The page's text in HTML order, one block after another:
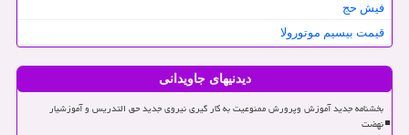
فیش حج
قیمت بیسیم موتورولا
دیدنیهای جاویدانی
بخشنامه جدید آموزش وپرورش ممنوعیت به کار گیری نیروی جدید حق التدریس و آموزشیار
نهضت